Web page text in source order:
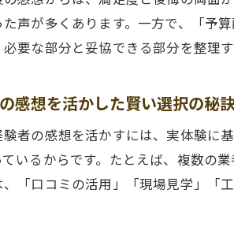
声が多くあります。一方で、「予
要な部分と妥協できる部分を整理
感想を活かした賢い選択の秘
者の感想を活かすには、実体験に
いるからです。たとえば、複数の
「口コミの活用」「現場見学」「